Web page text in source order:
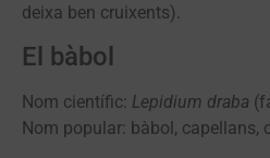
deixa ben cruixents).
El bàbol
Nom científic: Lepidium draba
Nom popular: bàbol, capellans,